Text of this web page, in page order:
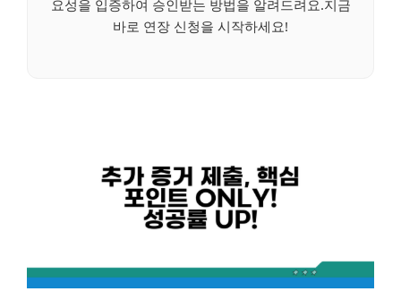
요성을 입증하여 승인받는 방법을 알려드려요.지금
바로 연장 신청을 시작하세요!